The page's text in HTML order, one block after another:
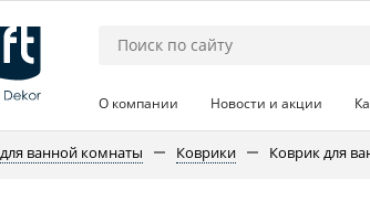
О компании Новости и акции
ванной комнаты Коврики Коврик для